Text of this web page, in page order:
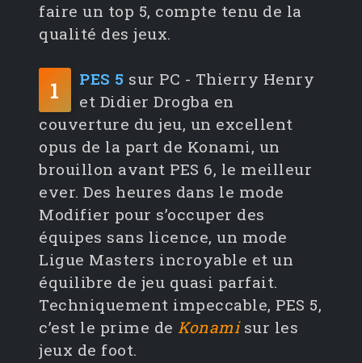
faire un top 5, compte tenu de la
qualité des jeux.
1 PES 5 sur PC - Thierry Henry
et Didier Drogba en
couverture du jeu, un excellent
opus de la part de Konami, un
brouillon avant PES 6, le meilleur
ever. Des heures dans le mode
Modifier pour s’occuper des
équipes sans licence, un mode
Ligue Masters incroyable et un
équilibre de jeu quasi parfait.
Techniquement impeccable, PES 5,
c’est le prime de Konami sur les
jeux de foot.